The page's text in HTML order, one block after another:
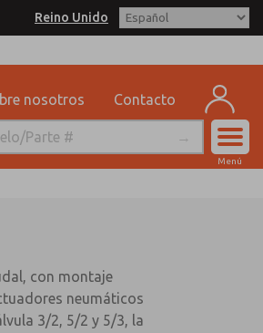
Reino Unido
nosotros Contacto
Menú
con montaje
neumáticos
3/2, 5/2 y 5/3, la